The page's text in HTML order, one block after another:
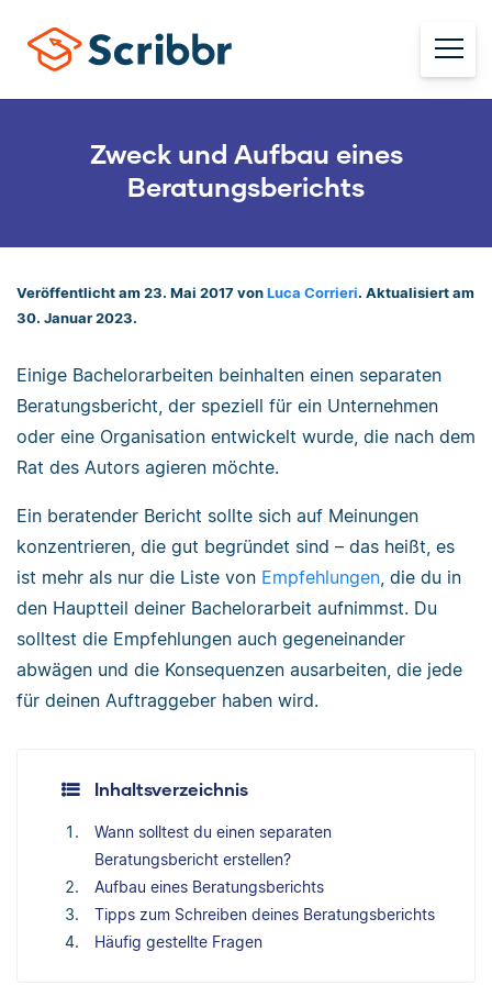
Zweck und Aufbau eines
Beratungsberichts
Veröffentlicht am 23. Mai 2017 von Luca Corrieri. Aktualisiert am
30. Januar 2023.
Einige Bachelorarbeiten beinhalten einen separaten
Beratungsbericht, der speziell für ein Unternehmen
oder eine Organisation entwickelt wurde, die nach dem
Rat des Autors agieren möchte.
Ein beratender Bericht sollte sich auf Meinungen
konzentrieren, die gut begründet sind – das heißt, es
ist mehr als nur die Liste von Empfehlungen , die du in
den Hauptteil deiner Bachelorarbeit aufnimmst. Du
solltest die Empfehlungen auch gegeneinander
abwägen und die Konsequenzen ausarbeiten, die jede
für deinen Auftraggeber haben wird.
Inhaltsverzeichnis
Wann solltest du einen separaten
Beratungsbericht erstellen?
Aufbau eines Beratungsberichts
Tipps zum Schreiben deines Beratungsberichts
Häufig gestellte Fragen